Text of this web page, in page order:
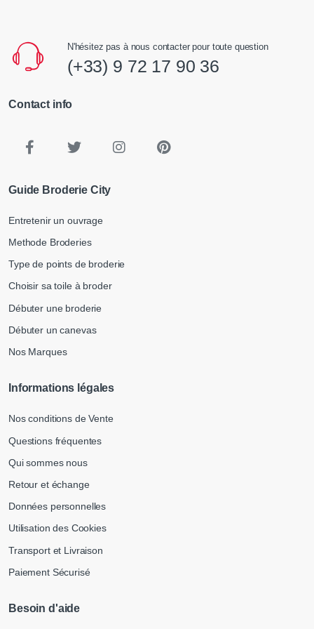
N'hésitez pas à nous contacter pour toute question
(+33) 9 72 17 90 36
Contact info
Guide Broderie City
Entretenir un ouvrage
Methode Broderies
Type de points de broderie
Choisir sa toile à broder
Débuter une broderie
Débuter un canevas
Nos Marques
Informations légales
Nos conditions de Vente
Questions fréquentes
Qui sommes nous
Retour et échange
Données personnelles
Utilisation des Cookies
Transport et Livraison
Paiement Sécurisé
Besoin d'aide